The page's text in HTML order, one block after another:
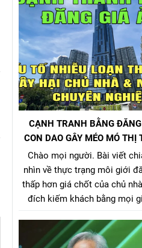
dựng, quản lý và sử dụng hệ
tin, cơ sở dữ liệu về nhà ở
bất động sản.
CẠNH TRANH BẰNG ĐĂNG
CON DAO GÂY MÉO MÓ THỊ
GÂY HẠI CHỦ NHÀ VÀ NHÀ
CHÂN CHÍNH
Chào mọi người. Bài viết
nhìn về thực trạng môi giới
thấp hơn giá chốt của chủ
đích kiếm khách bằng mọi
giới chân chính khác khi
giá bán nhưng gây hại rất